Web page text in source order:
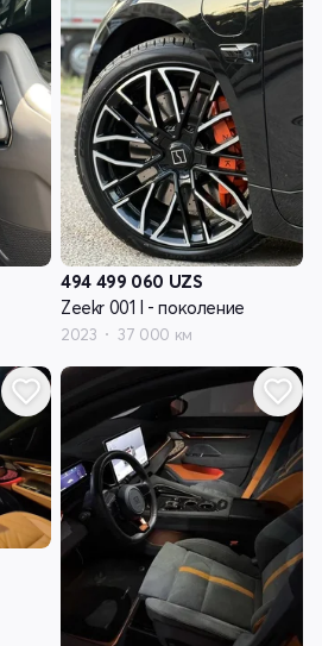
494 499 060 UZS
Zeekr 001 I - поколение
2023 37 000 км